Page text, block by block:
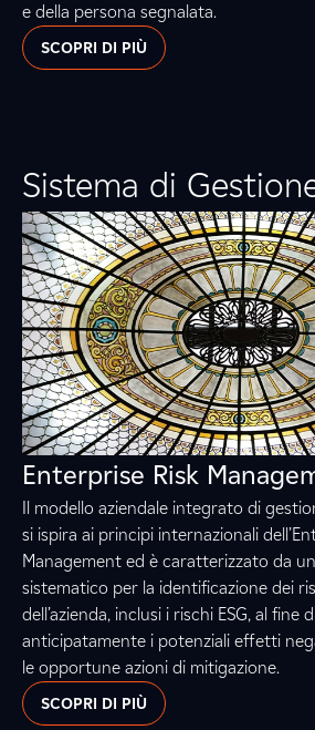
e della persona segnalata.
SCOPRI DI PIÙ
Sistema di
Enterprise Risk
Il modello aziendale integrato di
si ispira ai principi internazionali
Management ed è caratterizzato da
sistematico per la identificazione dei
dell’azienda, inclusi i rischi ESG, al fine
anticipatamente i potenziali effetti
le opportune azioni di mitigazione.
SCOPRI DI PIÙ